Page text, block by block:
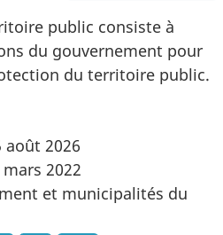
public consiste à
du gouvernement pour
du territoire public.
août 2026
mars 2022
et municipalités du